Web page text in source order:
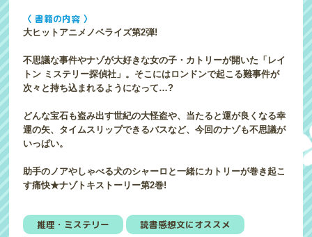
〈 書籍の内容 〉
大ヒットアニメノベライズ第2弾!
不思議な事件やナゾが大好きな女の子・カトリーが開いた「レイ
トン ミステリー探偵社」。そこにはロンドンで起こる難事件が
次々と持ち込まれるようになって…?
どんな宝石も盗み出す世紀の大怪盗や、当たると運が良くなる幸
運の矢、タイムスリップできるバスなど、今回のナゾも不思議が
いっぱい。
助手のノアやしゃべる犬のシャーロと一緒にカトリーが巻き起こ
す痛快★ナゾトキストーリー第2巻!
推理・ミステリー
読書感想文にオススメ